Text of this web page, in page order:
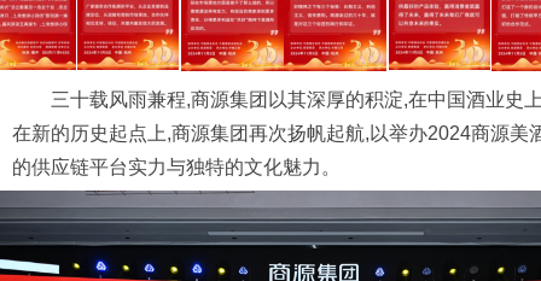
三十载风雨兼程,商源集团以其深厚的积淀,在中国酒业史
在新的历史起点上,商源集团再次扬帆起航,以举办2024商源美
的供应链平台实力与独特的文化魅力。